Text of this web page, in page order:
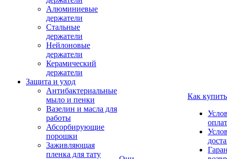
Алюминиевые
держатели
Стальные
держатели
Нейлоновые
держатели
Керамический
держатели
Защита и уход
Антибактериальные
мыло и пенки
Вазелин и масла для
работы
Абсорбирующие
порошки
Заживляющая
пленка для тату
Как купить